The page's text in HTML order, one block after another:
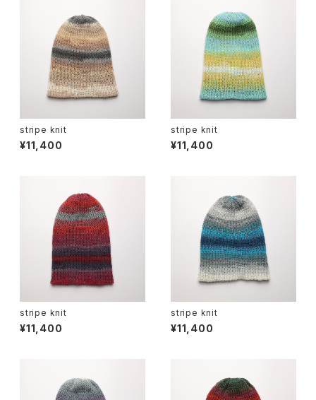
stripe knit
¥11,400
stripe knit
¥11,400
stripe knit
¥11,400
stripe knit
¥11,400